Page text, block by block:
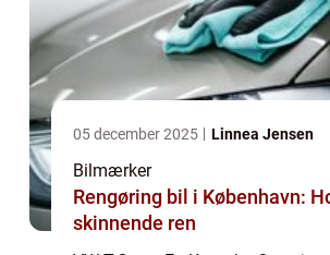
05 december 2025 Linnea Jensen
Bilmærker
Rengøring bil i København:
skinnende ren